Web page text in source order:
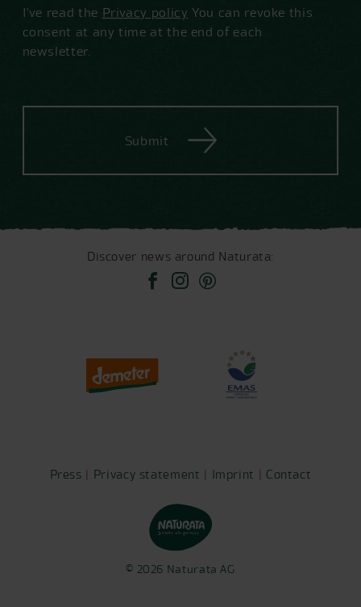
I've read the Privacy policy You can revoke this
consent at any time at the end of each
newsletter.
Submit
Discover news around Naturata:
Press | Privacy statement | Imprint | ​​​​​​ Contact
© 2026 Naturata AG